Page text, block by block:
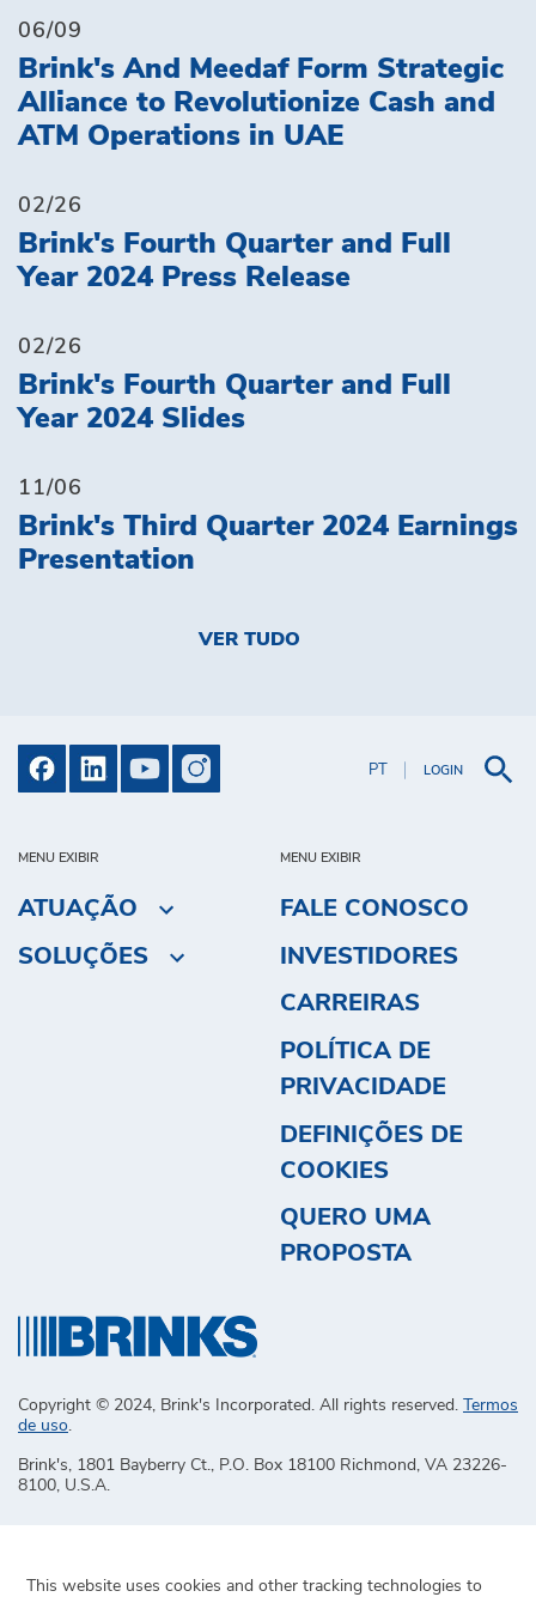
PT LOGIN
MENU EXIBIR
ATUAÇÃO
SOLUÇÕES
MENU EXIBIR
FALE CONOSCO
INVESTIDORES
CARREIRAS
POLÍTICA DE
PRIVACIDADE
DEFINIÇÕES DE
COOKIES
QUERO UMA
PROPOSTA
Copyright © 2024, Brink's Incorporated. All rights reserved.
Termos
de uso.
Brink's, 1801 Bayberry Ct., P.O. Box 18100 Richmond, VA 23226-
8100, U.S.A.
06/09
Brink's And Meedaf Form Strategic
Alliance to Revolutionize Cash and
ATM Operations in UAE
02/26
Brink's Fourth Quarter and Full
Year 2024 Press Release
02/26
Brink's Fourth Quarter and Full
Year 2024 Slides
11/06
Brink's Third Quarter 2024 Earnings
Presentation
VER TUDO
This website uses cookies and other tracking technologies to